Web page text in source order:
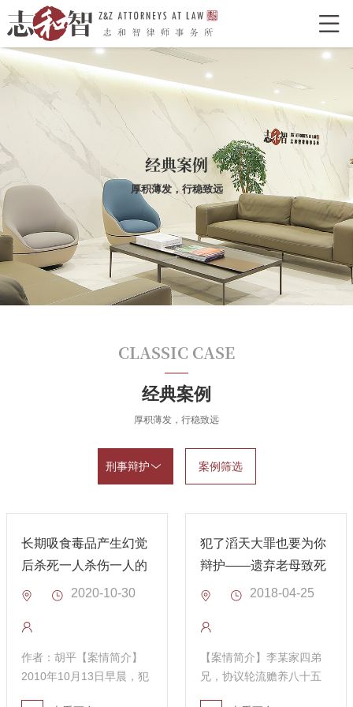

网站首页
走进志和智
律所介绍 律所荣誉 特色型服务 合作单位
志和智律师
合伙人
经典案例
新闻资讯
律所党建
经典案例
厚积薄发，行稳致远
CLASSIC CASE
经典案例
厚积薄发，行稳致远
刑事辩护 案例筛选
长期吸食毒品产生幻觉
后杀死一人杀伤一人的
有效辩护策略 ——黄某
2020-10-30
作者：胡平【案情简介】
2010年10月13日早晨，犯
犯了滔天大罪也要为你
辩护——遗弃老母致死
辩护案
2018-04-25
【案情简介】李某家四弟
兄，协议轮流赡养八十五